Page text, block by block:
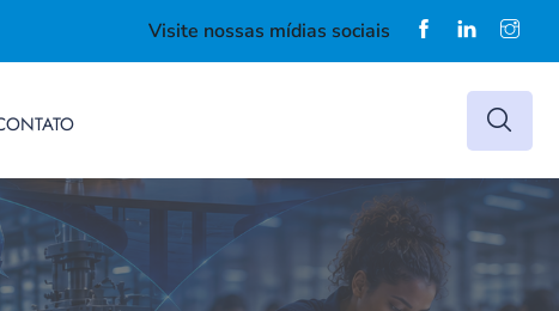
Visite nossas mídias sociais